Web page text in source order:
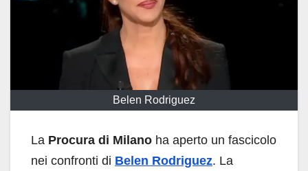
Belen Rodriguez
La Procura di Milano ha aperto un fascicolo
nei confronti di Belen Rodriguez. La